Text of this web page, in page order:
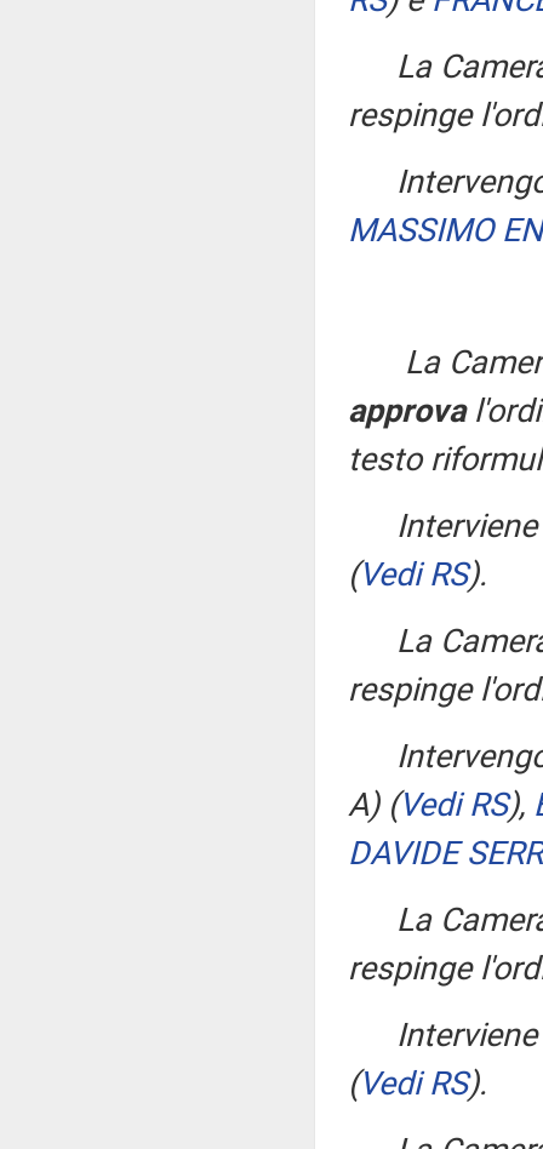
La
respinge
MASSIMO
La
approva
testo
(Vedi RS).
La
respinge
A) (Vedi RS),
DAVIDE
La
respinge
(Vedi RS).